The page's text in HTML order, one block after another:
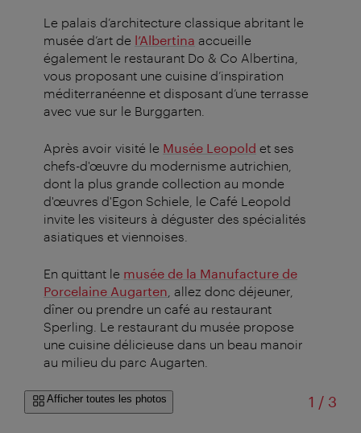
Le palais d’architecture classique abritant le
musée d’art de l’Albertina accueille
également le restaurant Do & Co Albertina,
vous proposant une cuisine d’inspiration
méditerranéenne et disposant d’une terrasse
avec vue sur le Burggarten.
Après avoir visité le Musée Leopold et ses
chefs-d'œuvre du modernisme autrichien,
dont la plus grande collection au monde
d'œuvres d'Egon Schiele, le Café Leopold
invite les visiteurs à déguster des spécialités
asiatiques et viennoises.
En quittant le musée de la Manufacture de
Porcelaine Augarten , allez donc déjeuner,
dîner ou prendre un café au restaurant
Sperling. Le restaurant du musée propose
une cuisine délicieuse dans un beau manoir
au milieu du parc Augarten.
Afficher toutes les photos 1 /sur
3